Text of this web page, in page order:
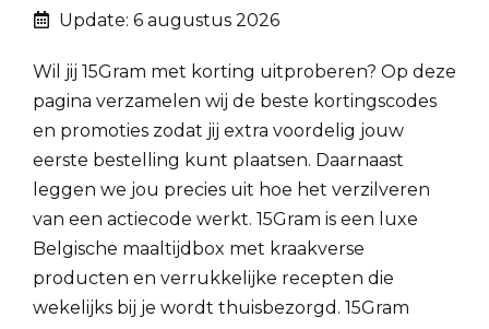
Update: 6 augustus 2026
Wil jij 15Gram met korting uitproberen? Op deze
pagina verzamelen wij de beste kortingscodes
en promoties zodat jij extra voordelig jouw
eerste bestelling kunt plaatsen. Daarnaast
leggen we jou precies uit hoe het verzilveren
van een actiecode werkt. 15Gram is een luxe
Belgische maaltijdbox met kraakverse
producten en verrukkelijke recepten die
wekelijks bij je wordt thuisbezorgd. 15Gram